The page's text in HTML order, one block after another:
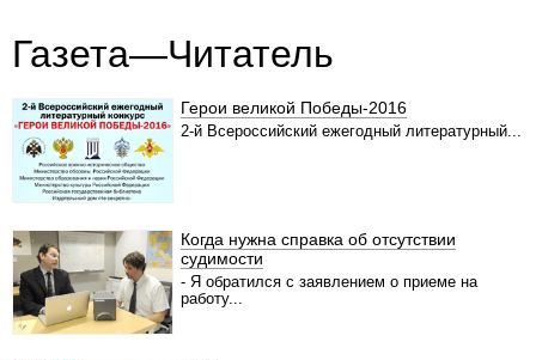
Газета—Читатель
Герои великой Победы-2016
2-й Всероссийский ежегодный литературный...
Когда нужна справка об отсутствии
судимости
- Я обратился с заявлением о приеме на
работу...